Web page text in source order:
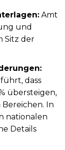
Amt
und
Sitz der
dass
übersteigen,
In
nationalen
Details